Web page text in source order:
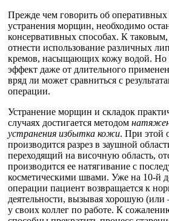
Прежде чем говорить об оперативных
устранения морщин, необходимо
консервативных способах. К
отнести использование различных
кремов, насыщающих кожу водой. Но
эффект даже от длительного
вряд ли может сравниться с
операции.
Устранение морщин и складок
случаях достигается методом
устранения избытка кожи. При этой
производится разрез в заушной
переходящий на височную область,
производится ее натягивание с
косметическими швами. Уже на 10-й
операции пациент возвращается к
деятельности, вызывая хорошую (или
у своих коллег по работе. К